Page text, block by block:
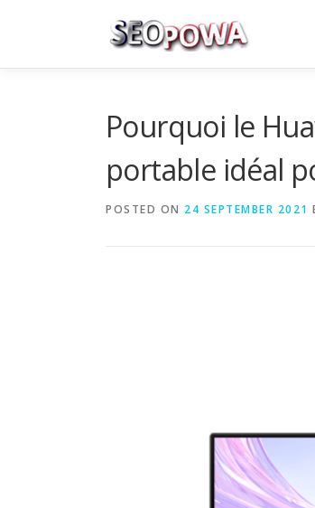
Pourquoi le
portable idéal
POSTED ON 24 SEPTEMBER 2021